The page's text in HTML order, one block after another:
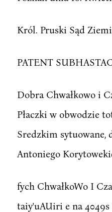
Król. Pruski Sąd
PATENT
Dobra Chwałkowo i
Płaczki w obwodzie
Sredzkim sytuowane,
Antoniego
fych ChwałkoWo I
taiy'uAUiri e na 4049s